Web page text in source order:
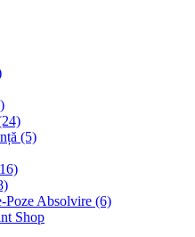
(5)
Poze Absolvire (6)
Shop